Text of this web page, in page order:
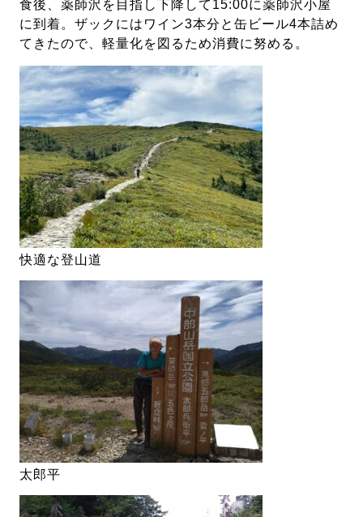
食後、薬師沢を目指し下降して15:00に薬師沢小屋
に到着。ザックにはワイン3本分と缶ビール4本詰め
てきたので、軽量化を図るため消費に努める。
快適な登山道
太郎平